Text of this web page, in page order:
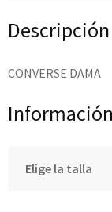
Descripción
CONVERSE DAMA
Elige la talla